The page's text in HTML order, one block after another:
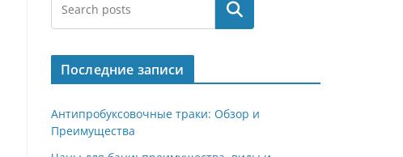
Поиск
Последние записи
Антипробуксовочные траки: Обзор и
Преимущества